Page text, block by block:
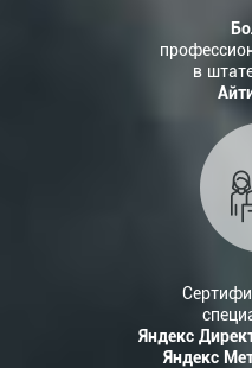
в
Яндекс
Яндекс